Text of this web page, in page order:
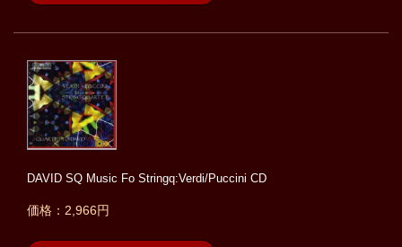
DAVID SQ Music Fo Stringq:Verdi/Puccini CD
価格：2,966円